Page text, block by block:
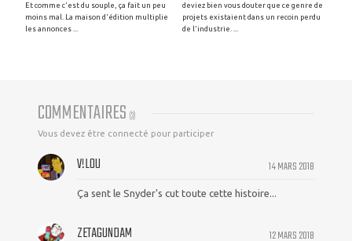
Et comme c'est du souple, ça fait un peu
moins mal. La maison d'édition multiplie
les annonces ...
deviez bien vous douter que ce genre de
projets existaient dans un recoin perdu
de l'industrie. ...
COMMENTAIRES (3)
Vous devez être connecté pour participer
14 MARS 2018
V!L0U
Ça sent le Snyder's cut toute cette histoire...
12 MARS 2018
ZETAGUNDAM